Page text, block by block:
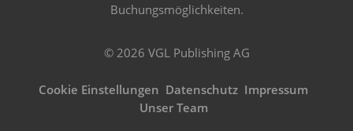
Buchungsmöglichkeiten.
© 2026 VGL Publishing AG
Cookie Einstellungen Datenschutz Impressum
Unser Team